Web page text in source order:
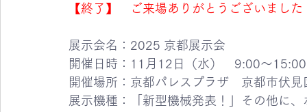
【終了】　ご来場ありがとうございました
展示会名：2025 京都展示会
開催日時：11月12日（水）　9:00～15:00
開催場所：京都パレスプラザ　京都市伏
展示機種：「新型機械発表！」その他に